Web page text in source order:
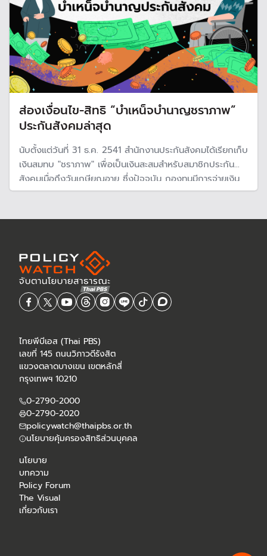
ส่องเงื่อนไข-สิทธิ “บำเหน็จบำนาญชราภาพ”
ประกันสังคมล่าสุด
นับตั้งแต่วันที่ 31 ธ.ค. 2541 สำนักงานประกันสังคมได้เรียกเก็บ
เงินสมทบ "ชราภาพ" เพื่อเป็นเงินสะสมสำหรับสมาชิกประกัน
สังคมเมื่อถึงวันเกษียณอายุ ซึ่งปัจจุบัน กองทุนมีการจ่ายเงิน
บำเหน็จบำนาญชราภาพให้กับสมาชิกแล้ว แต่มีการปรับปรุง
โยชน์ของตัวเอง
ไทยพีบีเอส (Thai PBS)
เลขที่ 145 ถนนวิภาวดีรังสิต
แขวงตลาดบางเขน เขตหลักสี่
กรุงเทพฯ 10210
0-2790-2000
0-2790-2020
policywatch@thaipbs.or.th
นโยบายคุ้มครองสิทธิส่วนบุคคล
นโยบาย
บทความ
Policy Forum
The Visual
เกี่ยวกับเรา